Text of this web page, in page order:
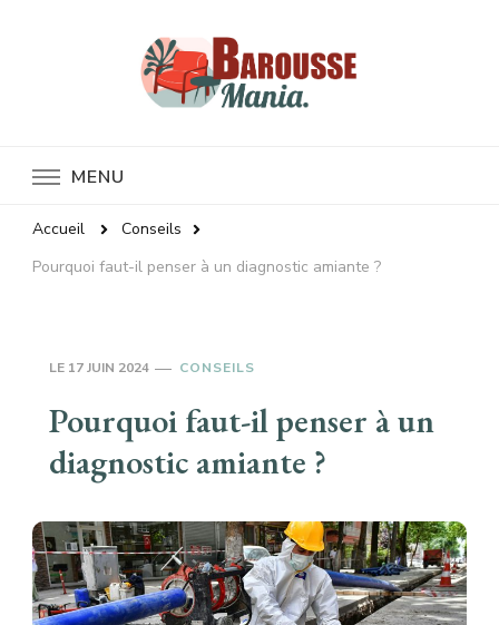
MENU
Accueil
Conseils
Pourquoi faut-il penser à un diagnostic amiante ?
LE 17 JUIN 2024 CONSEILS
Pourquoi faut-il penser à un
diagnostic amiante ?